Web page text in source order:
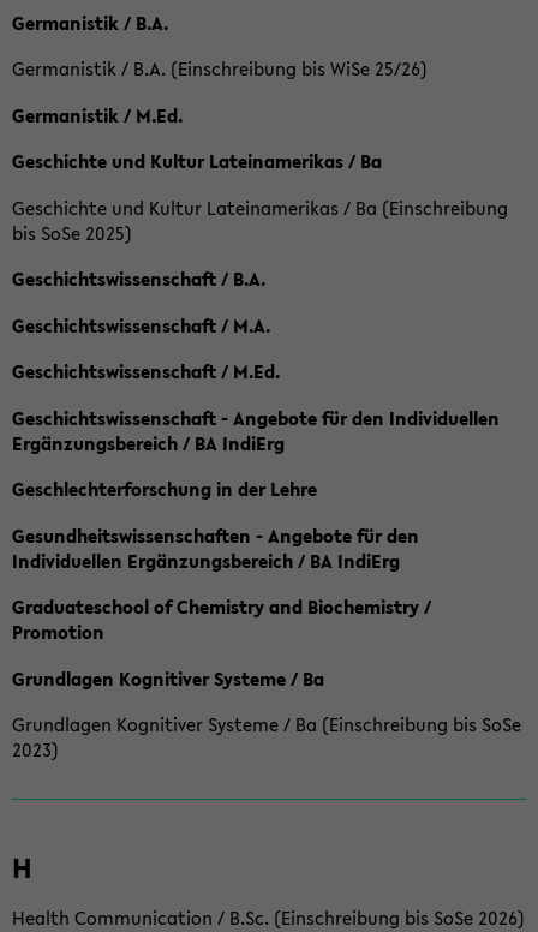
Germanistik / B.A.
Germanistik / B.A. (Einschreibung bis WiSe 25/26)
Germanistik / M.Ed.
Geschichte und Kultur Lateinamerikas / Ba
Geschichte und Kultur Lateinamerikas / Ba (Einschreibung
bis SoSe 2025)
Geschichtswissenschaft / B.A.
Geschichtswissenschaft / M.A.
Geschichtswissenschaft / M.Ed.
Geschichtswissenschaft - Angebote für den Individuellen
Ergänzungsbereich / BA IndiErg
Geschlechterforschung in der Lehre
Gesundheitswissenschaften - Angebote für den
Individuellen Ergänzungsbereich / BA IndiErg
Graduateschool of Chemistry and Biochemistry /
Promotion
Grundlagen Kognitiver Systeme / Ba
Grundlagen Kognitiver Systeme / Ba (Einschreibung bis SoSe
2023)
H
Health Communication / B.Sc. (Einschreibung bis SoSe 2026)